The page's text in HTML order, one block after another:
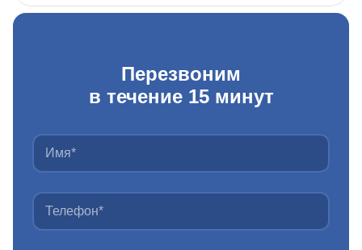
Перезвоним
в течение 15 минут